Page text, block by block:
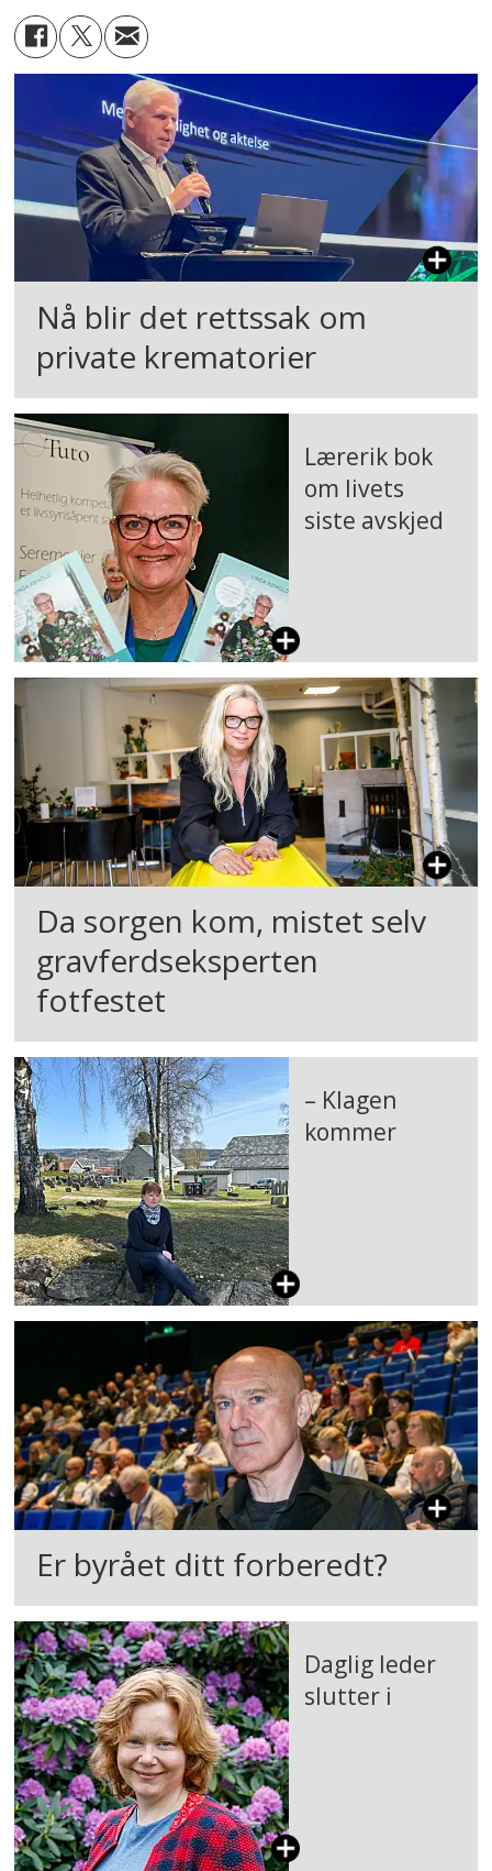
Nå blir det rettssak om
private krematorier
Lærerik bok
om livets
siste avskjed
Da sorgen kom, mistet selv
gravferdseksperten
fotfestet
– Klagen
kommer
Er byrået ditt forberedt?
Daglig leder
slutter i